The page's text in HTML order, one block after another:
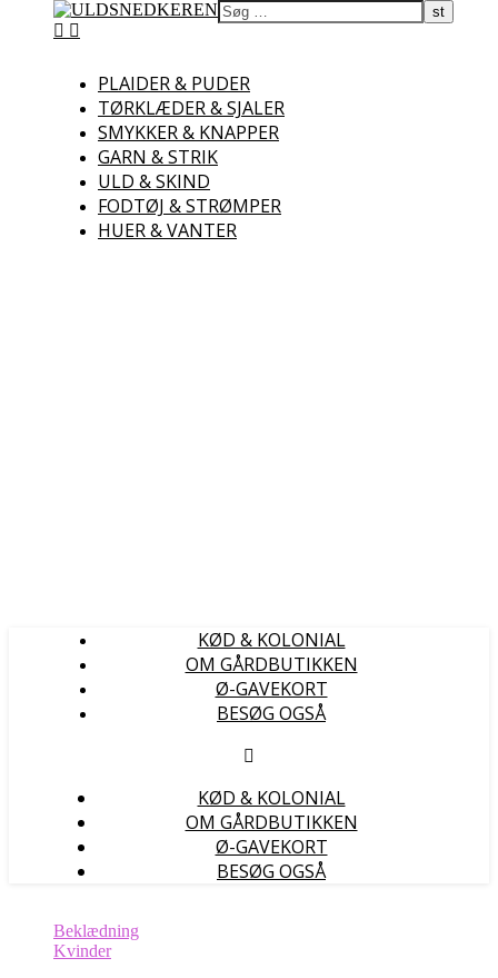
PLAIDER & PUDER
TØRKLÆDER & SJALER
SMYKKER & KNAPPER
GARN & STRIK
ULD & SKIND
FODTØJ & STRØMPER
HUER & VANTER
KØD & KOLONIAL
OM GÅRDBUTIKKEN
Ø-GAVEKORT
BESØG OGSÅ
KØD & KOLONIAL
OM GÅRDBUTIKKEN
Ø-GAVEKORT
BESØG OGSÅ
Beklædning
Kvinder